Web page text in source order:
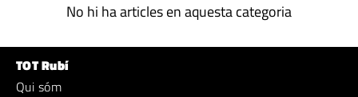
No hi ha articles en aquesta categoria
TOT Rubí
Qui sóm